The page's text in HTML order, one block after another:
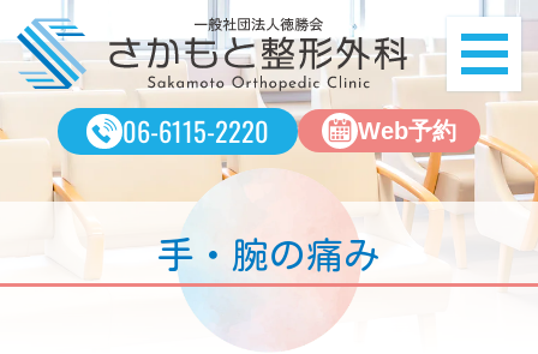
06-6115-2220 Web予約
手・腕の痛み